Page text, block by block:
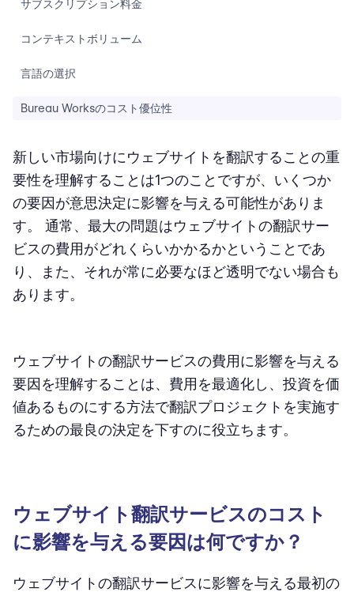
サブスクリプション料金
コンテキストボリューム
言語の選択
Bureau Worksのコスト優位性
新しい市場向けにウェブサイトを翻訳することの重
要性を理解することは1つのことですが、いくつか
の要因が意思決定に影響を与える可能性がありま
す。 通常、最大の問題はウェブサイトの翻訳サー
ビスの費用がどれくらいかかるかということであ
り、また、それが常に必要なほど透明でない場合も
あります。
ウェブサイトの翻訳サービスの費用に影響を与える
要因を理解することは、費用を最適化し、投資を価
値あるものにする方法で翻訳プロジェクトを実施す
るための最良の決定を下すのに役立ちます。
ウェブサイト翻訳サービスのコスト
に影響を与える要因は何ですか？
ウェブサイトの翻訳サービスに影響を与える最初の